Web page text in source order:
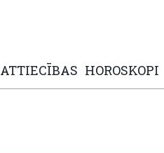
ATTIECĪBAS HOROSKOPI